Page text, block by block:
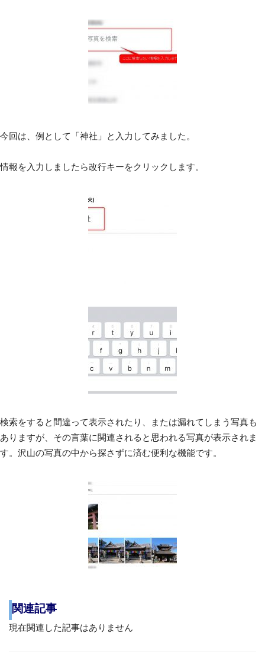
今回は、例として「神社」と入力してみました。
情報を入力しましたら改行キーをクリックします。
検索をすると間違って表示されたり、または漏れてしまう写真も
ありますが、その言葉に関連されると思われる写真が表示されま
す。沢山の写真の中から探さずに済む便利な機能です。
関連記事
現在関連した記事はありません